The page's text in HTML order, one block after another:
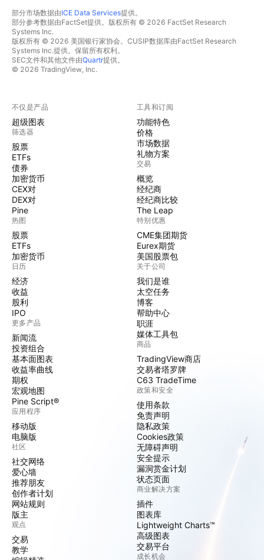
部分市场数据由ICE Data Services提供。
部分参考数据由FactSet提供。版权所有 © 2026 FactSet Research
Systems Inc.
版权所有 © 2026 美国银行家协会。CUSIP数据库由FactSet Research
Systems Inc.提供。保留所有权利。
SEC文件和其他文件由Quartr提供。
© 2026 TradingView, Inc.
不仅是产品
超级图表
筛选器
股票
ETFs
债券
加密货币
CEX对
DEX对
Pine
热图
股票
ETFs
加密货币
日历
经济
收益
股利
IPO
更多产品
新闻流
投资组合
基本面图表
收益率曲线
期权
宏观地图
Pine Script®
应用程序
移动版
电脑版
社区
社交网络
爱心墙
推荐朋友
创作者计划
网站规则
版主
观点
交易
教学
工具和订阅
功能特色
价格
市场数据
礼物方案
交易
概览
经纪商
经纪商比较
The Leap
特别优惠
CME集团期货
Eurex期货
美国股票包
关于公司
我们是谁
太空任务
博客
帮助中心
职涯
媒体工具包
商品
TradingView商店
交易者塔罗牌
C63 TradeTime
政策和安全
使用条款
免责声明
隐私政策
Cookies政策
无障碍声明
安全提示
漏洞赏金计划
状态页面
商业解决方案
插件
图表库
Lightweight Charts™
高级图表
交易平台
成长机会